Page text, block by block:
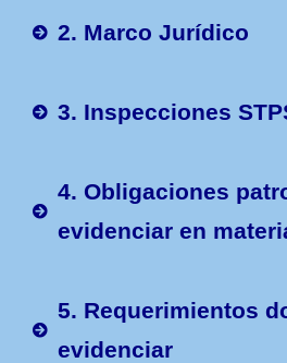
2. Marco Jurídico
3. Inspecciones
4. Obligaciones
evidenciar en
5. Requerimientos
evidenciar